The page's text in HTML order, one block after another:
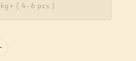
( 4-6 pcs )